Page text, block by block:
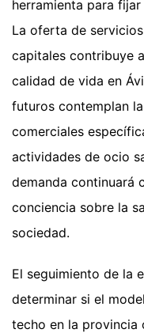
herramienta para
La oferta de
capitales contribuye
calidad de vida en
futuros contemplan
comerciales
actividades de ocio
demanda continuará
conciencia sobre la
sociedad.
El seguimiento de la
determinar si el
techo en la provincia